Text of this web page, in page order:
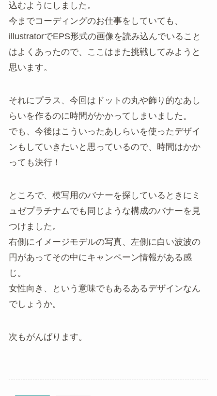
込むようにしました。
今までコーディングのお仕事をしていても、
illustratorでEPS形式の画像を読み込んでいること
はよくあったので、ここはまた挑戦してみようと
思います。
それにプラス、今回はドットの丸や飾り的なあし
らいを作るのに時間がかかってしまいました。
でも、今後はこういったあしらいを使ったデザイ
ンもしていきたいと思っているので、時間はかか
っても決行！
ところで、模写用のバナーを探しているときにミ
ュゼプラチナムでも同じような構成のバナーを見
つけました。
右側にイメージモデルの写真、左側に白い波波の
円があってその中にキャンペーン情報がある感
じ。
女性向き、という意味でもあるあるデザインなん
でしょうか。
次もがんばります。